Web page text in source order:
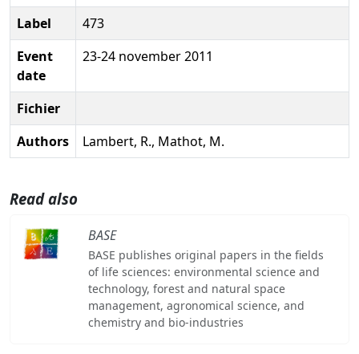
Label
473
Event
date
23-24 november 2011
Fichier
Authors
Lambert, R., Mathot, M.
Read also
BASE
BASE publishes original papers in the fields
of life sciences: environmental science and
technology, forest and natural space
management, agronomical science, and
chemistry and bio-industries